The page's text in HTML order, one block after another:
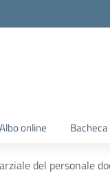
Albo online
del personale